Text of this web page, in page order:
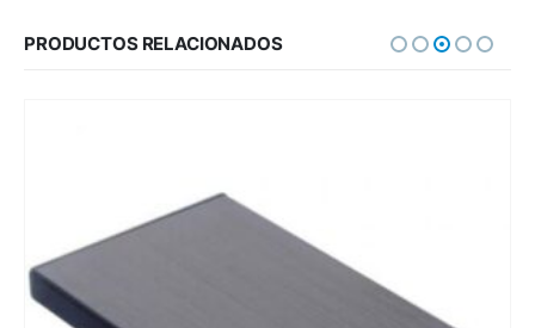
PRODUCTOS RELACIONADOS